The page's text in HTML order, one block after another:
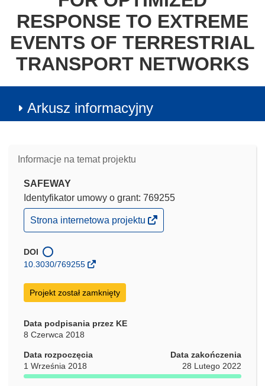
RESPONSE TO EXTREME
EVENTS OF TERRESTRIAL
TRANSPORT NETWORKS
Arkusz informacyjny
Informacje na temat projektu
SAFEWAY
Identyfikator umowy o grant: 769255
(odnośnik
otworzy
w
nowym
Strona internetowa projektu
DOI
10.3030/769255
Projekt został zamknięty
Data podpisania przez KE
8 Czerwca 2018
Data rozpoczęcia
1 Września 2018
Data zakończenia
28 Lutego 2022